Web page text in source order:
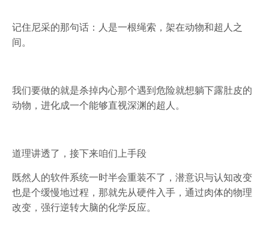
记住尼采的那句话：人是一根绳索，架在动物和超人之
间。
我们要做的就是杀掉内心那个遇到危险就想躺下露肚皮的
动物，进化成一个能够直视深渊的超人。
道理讲透了，接下来咱们上手段
既然人的软件系统一时半会重装不了，潜意识与认知改变
也是个缓慢地过程，那就先从硬件入手，通过肉体的物理
改变，强行逆转大脑的化学反应。